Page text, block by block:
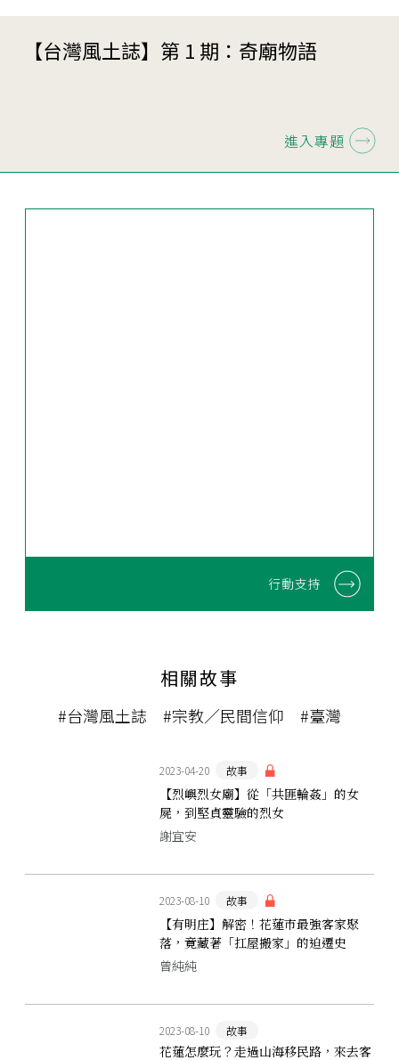
【台灣風土誌】第 1 期：奇廟物語
進入專題
行動支持
相關故事
#台灣風土誌 #宗教／民間信仰 #臺灣
2023-04-20 故事
【烈嶼烈女廟】從「共匪輪姦」的女
屍，到堅貞靈驗的烈女
謝宜安
2023-08-10 故事
【有明庄】解密！花蓮市最強客家聚
落，竟藏著「扛屋搬家」的迫遷史
曾純純
2023-08-10 故事
花蓮怎麼玩？走過山海移民路，來去客